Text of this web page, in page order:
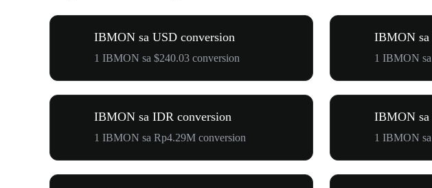
IBMON sa USD conversion
1 IBMON sa $240.03 conversion
IBMON sa
1 IBMON
IBMON sa IDR conversion
1 IBMON sa Rp4.29M conversion
IBMON sa
1 IBMON